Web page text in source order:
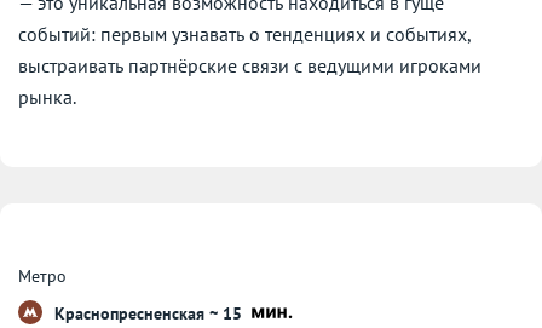
событий: первым узнавать о тенденциях и событиях,
выстраивать партнёрские связи с ведущими игроками
рынка.
Метро
Краснопресненская ~ 15